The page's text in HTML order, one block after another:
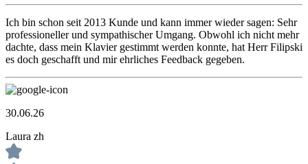
Ich bin schon seit 2013 Kunde und kann immer wieder sagen: Sehr
professioneller und sympathischer Umgang. Obwohl ich nicht mehr
dachte, dass mein Klavier gestimmt werden konnte, hat Herr Filipski
es doch geschafft und mir ehrliches Feedback gegeben.
30.06.26
Laura zh